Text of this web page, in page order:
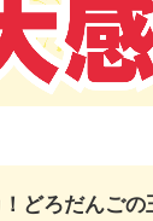
どろだんご